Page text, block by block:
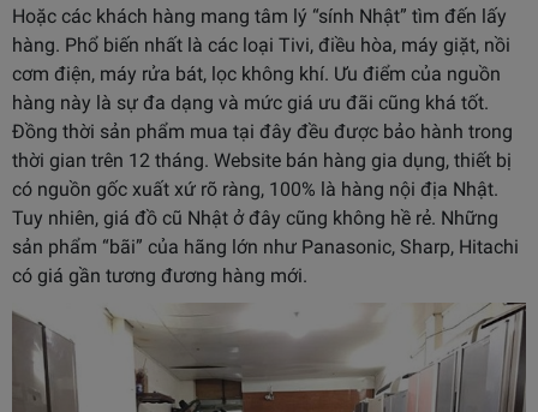
Hoặc các khách hàng mang tâm lý “sính Nhật” tìm đến lấy
hàng. Phổ biến nhất là các loại Tivi, điều hòa, máy giặt, nồi
cơm điện, máy rửa bát, lọc không khí. Ưu điểm của nguồn
hàng này là sự đa dạng và mức giá ưu đãi cũng khá tốt.
Đồng thời sản phẩm mua tại đây đều được bảo hành trong
thời gian trên 12 tháng. Website bán hàng gia dụng, thiết bị
có nguồn gốc xuất xứ rõ ràng, 100% là hàng nội địa Nhật.
Tuy nhiên, giá đồ cũ Nhật ở đây cũng không hề rẻ. Những
sản phẩm “bãi” của hãng lớn như Panasonic, Sharp, Hitachi
có giá gần tương đương hàng mới.